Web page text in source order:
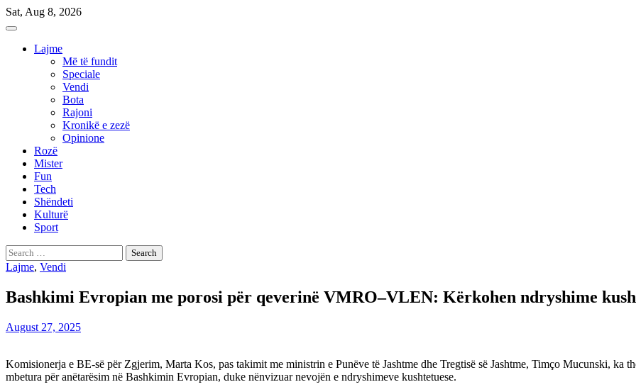
Skip
to
Sat, Aug 8, 2026
Lajme
Më të fundit
Speciale
Vendi
Bota
Rajoni
Kronikë e zezë
Opinione
Rozë
Mister
Fun
Tech
Shëndeti
Kulturë
Sport
Search
for:
Lajme, Vendi
Bashkimi Evropian me porosi për qeverinë VMRO–VLEN: Kërkohen ndryshime
August 27, 2025
Komisionerja e BE-së për Zgjerim, Marta Kos, pas takimit me ministrin e Punëve të Jashtme dhe Tregtisë së Jashtme, Timço Mucunski, ka
mbetura për anëtarësim në Bashkimin Evropian, duke nënvizuar nevojën e ndryshimeve kushtetuese.